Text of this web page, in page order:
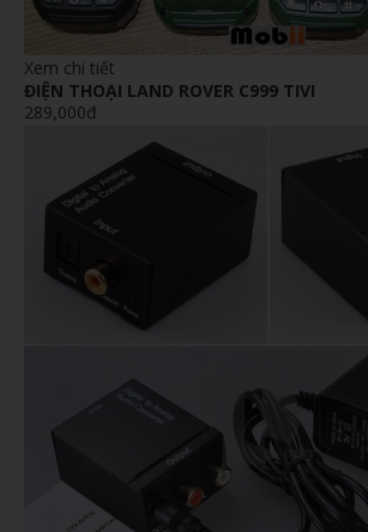
Xem chi tiết
ĐIỆN THOẠI LAND ROVER C999 TIVI
289,000đ